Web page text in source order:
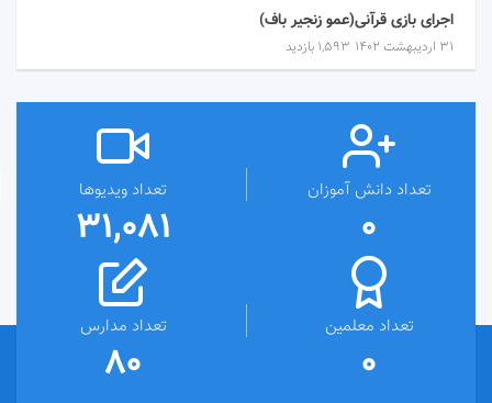
اجرای بازی قرآنی(عمو زنجیر باف)
۳۱ اردیبهشت ۱۴۰۲ 1,593 بازدید
تعداد دانش آموزان
0
تعداد ویدیوها
31,081
تعداد معلمین
0
تعداد مدارس
80